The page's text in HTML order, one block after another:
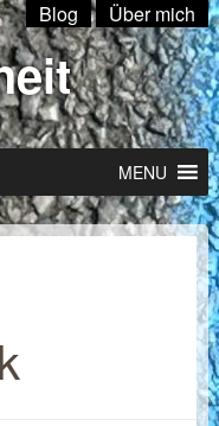
Blog Über mich
MENU